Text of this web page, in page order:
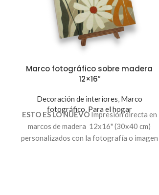
Marco fotográfico sobre madera
12×16″
Decoración de interiores, Marco
fotográfico, Para el hogar
ESTO ES LO NUEVOImpresión directa en
marcos de madera 12x16" (30x40 cm)
personalizados con la fotografía o imagen